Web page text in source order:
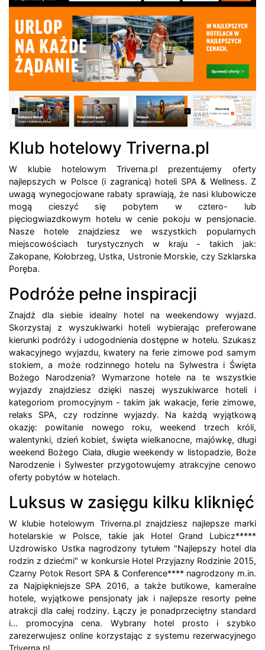
Klub hotelowy Triverna.pl
W klubie hotelowym Triverna.pl prezentujemy oferty
najlepszych w Polsce (i zagranicą) hoteli SPA & Wellness. Z
uwagą wynegocjowane rabaty sprawiają, że nasi klubowicze
mogą cieszyć się pobytem w cztero- lub
pięciogwiazdkowym hotelu w cenie pokoju w pensjonacie.
Nasze hotele znajdziesz we wszystkich popularnych
miejscowościach turystycznych w kraju - takich jak:
Zakopane, Kołobrzeg, Ustka, Ustronie Morskie, czy Szklarska
Poręba.
Podróże pełne inspiracji
Znajdź dla siebie idealny hotel na weekendowy wyjazd.
Skorzystaj z wyszukiwarki hoteli wybierając preferowane
kierunki podróży i udogodnienia dostępne w hotelu. Szukasz
wakacyjnego wyjazdu, kwatery na ferie zimowe pod samym
stokiem, a może rodzinnego hotelu na Sylwestra i Święta
Bożego Narodzenia? Wymarzone hotele na te wszystkie
wyjazdy znajdziesz dzięki naszej wyszukiwarce hoteli i
kategoriom promocyjnym - takim jak wakacje, ferie zimowe,
relaks SPA, czy rodzinne wyjazdy. Na każdą wyjątkową
okazję: powitanie nowego roku, weekend trzech króli,
walentynki, dzień kobiet, święta wielkanocne, majówkę, długi
weekend Bożego Ciała, długie weekendy w listopadzie, Boże
Narodzenie i Sylwester przygotowujemy atrakcyjne cenowo
oferty pobytów w hotelach.
Luksus w zasięgu kilku kliknięć
W klubie hotelowym Triverna.pl znajdziesz najlepsze marki
hotelarskie w Polsce, takie jak Hotel Grand Lubicz*****
Uzdrowisko Ustka nagrodzony tytułem "Najlepszy hotel dla
rodzin z dziećmi" w konkursie Hotel Przyjazny Rodzinie 2015,
Czarny Potok Resort SPA & Conference**** nagrodzony m.in.
za Najpiękniejsze SPA 2016, a także butikowe, kameralne
hotele, wyjątkowe pensjonaty jak i najlepsze resorty pełne
atrakcji dla całej rodziny. Łączy je ponadprzeciętny standard
i... promocyjna cena. Wybrany hotel prosto i szybko
zarezerwujesz online korzystając z systemu rezerwacyjnego
Triverna.pl